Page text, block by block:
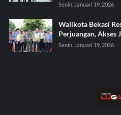
Senin, Januari 19, 2026
Walikota Bekasi
Perjuangan, Akses
Senin, Januari 19, 2026